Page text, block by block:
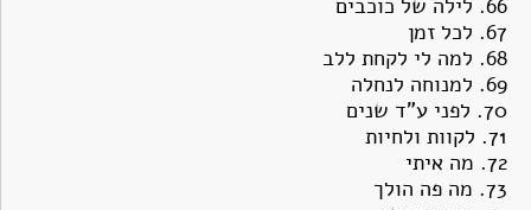
66. לילה של כוכבים
67. לכל זמן
68. למה לי לקחת ללב
69. למנוחה לנחלה
70. לפני ע"ד שנים
71. לקוות ולחיות
72. מה איתי
73. מה פה הולך